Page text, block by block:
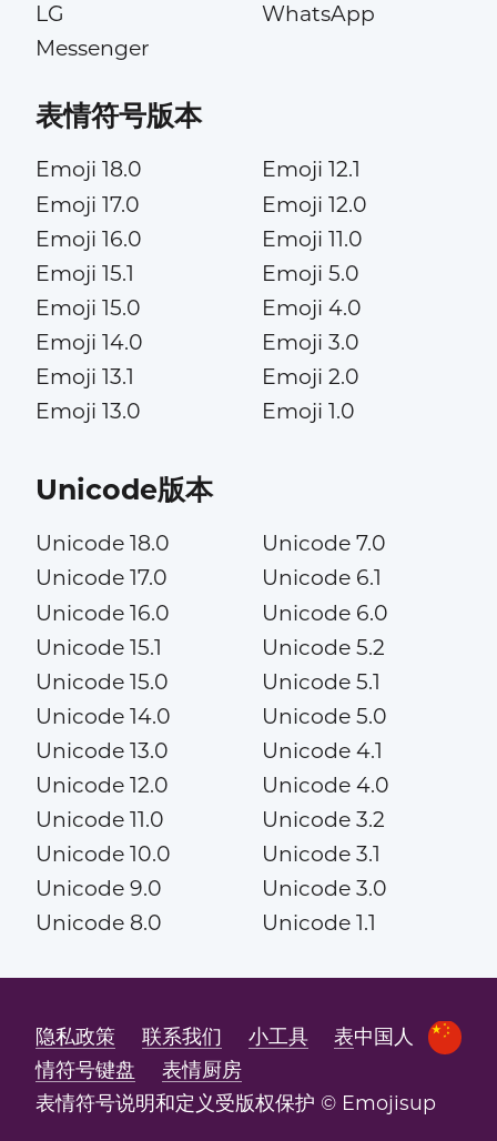
LG
Messenger
WhatsApp
表情符号版本
Emoji 18.0
Emoji 17.0
Emoji 16.0
Emoji 15.1
Emoji 15.0
Emoji 14.0
Emoji 13.1
Emoji 13.0
Emoji 12.1
Emoji 12.0
Emoji 11.0
Emoji 5.0
Emoji 4.0
Emoji 3.0
Emoji 2.0
Emoji 1.0
Unicode版本
Unicode 18.0
Unicode 17.0
Unicode 16.0
Unicode 15.1
Unicode 15.0
Unicode 14.0
Unicode 13.0
Unicode 12.0
Unicode 11.0
Unicode 10.0
Unicode 9.0
Unicode 8.0
Unicode 7.0
Unicode 6.1
Unicode 6.0
Unicode 5.2
Unicode 5.1
Unicode 5.0
Unicode 4.1
Unicode 4.0
Unicode 3.2
Unicode 3.1
Unicode 3.0
Unicode 1.1
中国人
隐私政策 联系我们 小工具
表
情符号键盘
表情厨房
表情符号说明和定义受版权保护 © Emojisup